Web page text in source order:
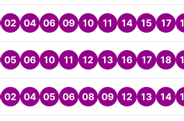
02 04 06 09 10 11 14 15 17
05 06 10 11 12 13 16 17 18
02 04 05 06 08 09 12 13 14